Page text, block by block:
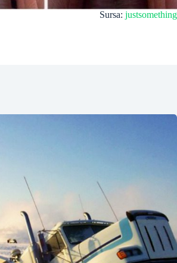
Sursa: justsomething